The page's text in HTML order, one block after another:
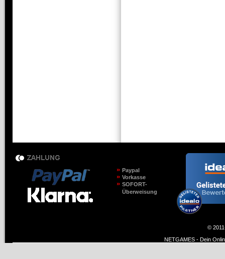
Paypal
Vorkasse
SOFORT-
Überweisung
©
NETGAMES - Dein